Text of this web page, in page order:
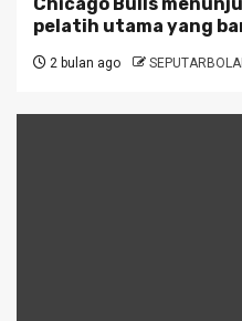
pelatih utama yang
2 bulan ago